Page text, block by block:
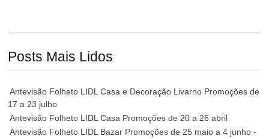
Posts Mais Lidos
Antevisão Folheto LIDL Casa e Decoração Livarno Promoções de
17 a 23 julho
Antevisão Folheto LIDL Casa Promoções de 20 a 26 abril
Antevisão Folheto LIDL Bazar Promoções de 25 maio a 4 junho -